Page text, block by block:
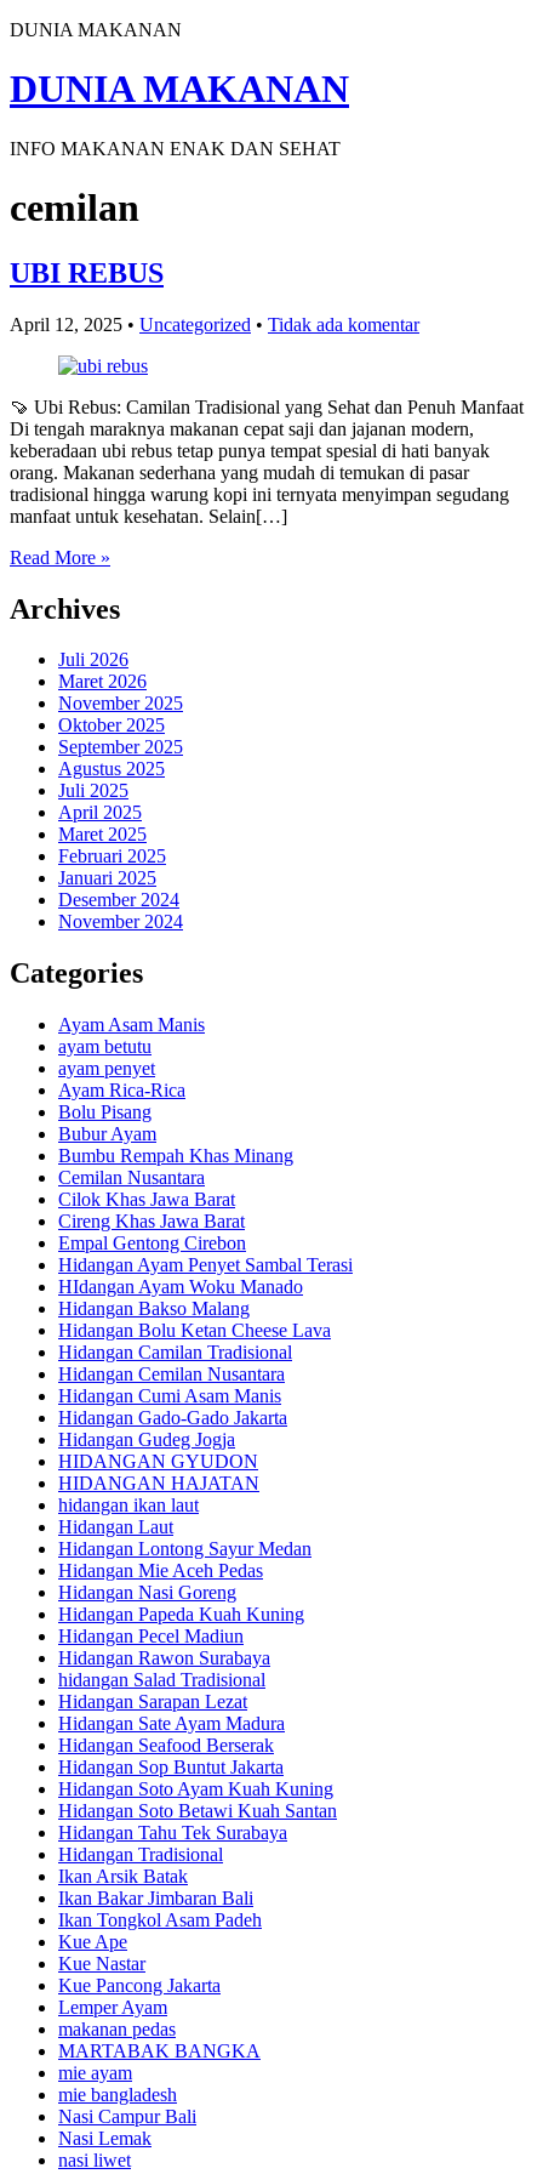
DUNIA MAKANAN
DUNIA MAKANAN
INFO MAKANAN ENAK DAN SEHAT
cemilan
UBI REBUS
April 12, 2025 • Uncategorized • Tidak ada komentar
🍠 Ubi Rebus: Camilan Tradisional yang Sehat dan Penuh Manfaat
Di tengah maraknya makanan cepat saji dan jajanan modern,
keberadaan ubi rebus tetap punya tempat spesial di hati banyak
orang. Makanan sederhana yang mudah di temukan di pasar
tradisional hingga warung kopi ini ternyata menyimpan segudang
manfaat untuk kesehatan. Selain[…]
Read More »
Archives
Juli 2026
Maret 2026
November 2025
Oktober 2025
September 2025
Agustus 2025
Juli 2025
April 2025
Maret 2025
Februari 2025
Januari 2025
Desember 2024
November 2024
Categories
Ayam Asam Manis
ayam betutu
ayam penyet
Ayam Rica-Rica
Bolu Pisang
Bubur Ayam
Bumbu Rempah Khas Minang
Cemilan Nusantara
Cilok Khas Jawa Barat
Cireng Khas Jawa Barat
Empal Gentong Cirebon
Hidangan Ayam Penyet Sambal Terasi
HIdangan Ayam Woku Manado
Hidangan Bakso Malang
Hidangan Bolu Ketan Cheese Lava
Hidangan Camilan Tradisional
Hidangan Cemilan Nusantara
Hidangan Cumi Asam Manis
Hidangan Gado-Gado Jakarta
Hidangan Gudeg Jogja
HIDANGAN GYUDON
HIDANGAN HAJATAN
hidangan ikan laut
Hidangan Laut
Hidangan Lontong Sayur Medan
Hidangan Mie Aceh Pedas
Hidangan Nasi Goreng
Hidangan Papeda Kuah Kuning
Hidangan Pecel Madiun
Hidangan Rawon Surabaya
hidangan Salad Tradisional
Hidangan Sarapan Lezat
Hidangan Sate Ayam Madura
Hidangan Seafood Berserak
Hidangan Sop Buntut Jakarta
Hidangan Soto Ayam Kuah Kuning
Hidangan Soto Betawi Kuah Santan
Hidangan Tahu Tek Surabaya
Hidangan Tradisional
Ikan Arsik Batak
Ikan Bakar Jimbaran Bali
Ikan Tongkol Asam Padeh
Kue Ape
Kue Nastar
Kue Pancong Jakarta
Lemper Ayam
makanan pedas
MARTABAK BANGKA
mie ayam
mie bangladesh
Nasi Campur Bali
Nasi Lemak
nasi liwet